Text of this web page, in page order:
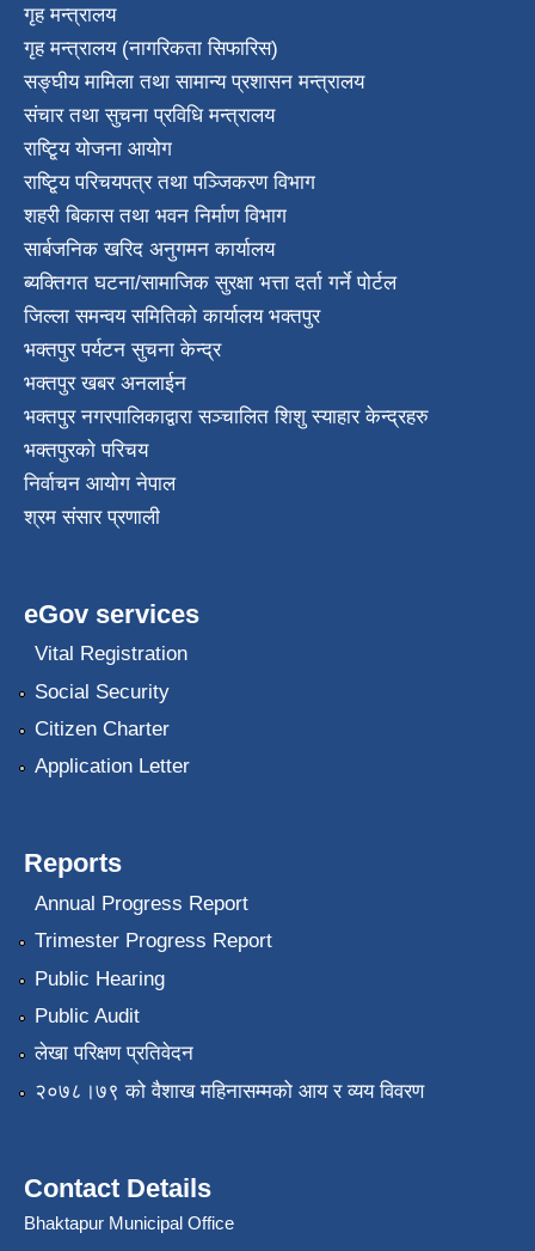
गृह मन्त्रालय
गृह मन्त्रालय (नागरिकता सिफारिस)
सङ्घीय मामिला तथा सामान्य प्रशासन मन्त्रालय
संचार तथा सुचना प्रविधि मन्त्रालय
राष्टि्ृय योजना आयोग
राष्टि्ृय परिचयपत्र तथा पञ्जिकरण विभाग
शहरी बिकास तथा भवन निर्माण विभाग
सार्बजनिक खरिद अनुगमन कार्यालय
ब्यक्तिगत घटना/सामाजिक सुरक्षा भत्ता दर्ता गर्ने पोर्टल
जिल्ला समन्वय समितिको कार्यालय भक्तपुर
भक्तपुर पर्यटन सुचना केन्द्र
भक्तपुर खबर अनलाईन
भक्तपुर नगरपालिकाद्वारा सञ्चालित शिशु स्याहार केन्द्रहरु
भक्तपुरकाे परिचय
निर्वाचन आयोग नेपाल
श्रम संसार प्रणाली
eGov services
Vital Registration
Social Security
Citizen Charter
Application Letter
Reports
Annual Progress Report
Trimester Progress Report
Public Hearing
Public Audit
लेखा परिक्षण प्रतिवेदन
२०७८।७९ को वैशाख महिनासम्मको आय र व्यय विवरण
Contact Details
Bhaktapur Municipal Office